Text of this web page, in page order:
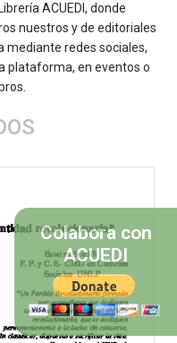
ACUEDI, donde
nuestros y de editoriales
mediante redes sociales,
plataforma, en eventos o
Colabora con
ACUEDI